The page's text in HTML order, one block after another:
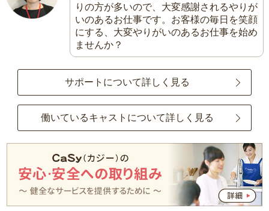
りの方が多いので、大変感謝されるやりが
いのあるお仕事です。お客様の毎日を笑顔
にする、大変やりがいのあるお仕事を始め
ませんか？
サポートについて詳しく見る
働いているキャストについて詳しく見る